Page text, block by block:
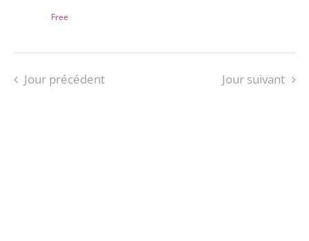
Free
Jour précédent Jour suivant